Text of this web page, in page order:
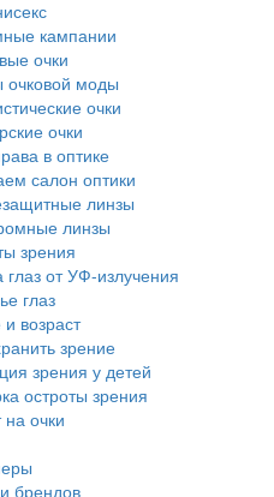
кампании
очки
очковой моды
очки
очки
в оптике
салон оптики
линзы
линзы
зрения
глаз от УФ-излучения
глаз
возраст
зрение
зрения у детей
остроты зрения
на очки
брендов